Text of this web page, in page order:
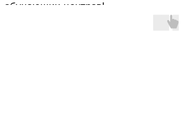
обучающих центров!